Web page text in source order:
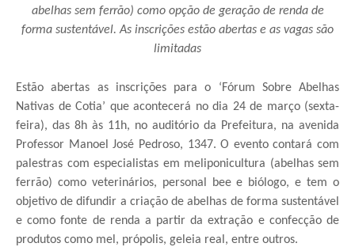
abelhas sem ferrão) como opção de geração de renda de
forma sustentável. As inscrições estão abertas e as vagas são
limitadas
Estão abertas as inscrições para o ‘Fórum Sobre Abelhas
Nativas de Cotia’ que acontecerá no dia 24 de março (sexta-
feira), das 8h às 11h, no auditório da Prefeitura, na avenida
Professor Manoel José Pedroso, 1347. O evento contará com
palestras com especialistas em meliponicultura (abelhas sem
ferrão) como veterinários, personal bee e biólogo, e tem o
objetivo de difundir a criação de abelhas de forma sustentável
e como fonte de renda a partir da extração e confecção de
produtos como mel, própolis, geleia real, entre outros.